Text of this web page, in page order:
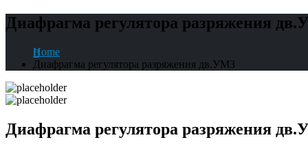
Диафрагма регулятора разряжения
Home
Диафрагма регулятора разряжения дв.УМЗ
Диафрагма регулятора разряжения